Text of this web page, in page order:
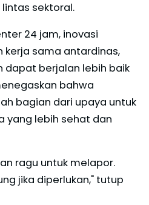
sektoral.
24 jam, inovasi
kerja sama antardinas,
dapat berjalan lebih baik
bahwa
bagian dari upaya untuk
yang lebih sehat dan
ragu untuk melapor.
jika diperlukan," tutup